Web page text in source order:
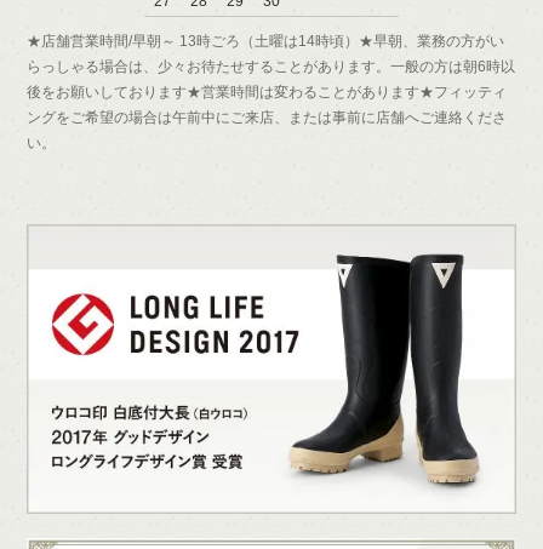
★店舗営業時間/早朝～ 13時ごろ（土曜は14時頃）★早朝、業務の方がい
らっしゃる場合は、少々お待たせすることがあります。一般の方は朝6時以
後をお願いしております★営業時間は変わることがあります★フィッティ
ングをご希望の場合は午前中にご来店、または事前に店舗へご連絡くださ
い。